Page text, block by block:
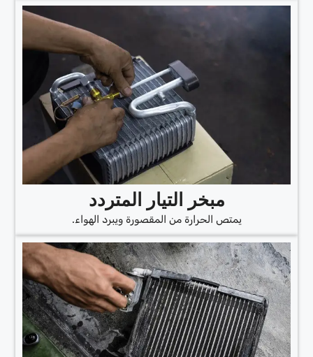
مبخر التيار المتردد
يمتص الحرارة من المقصورة ويبرد الهواء.